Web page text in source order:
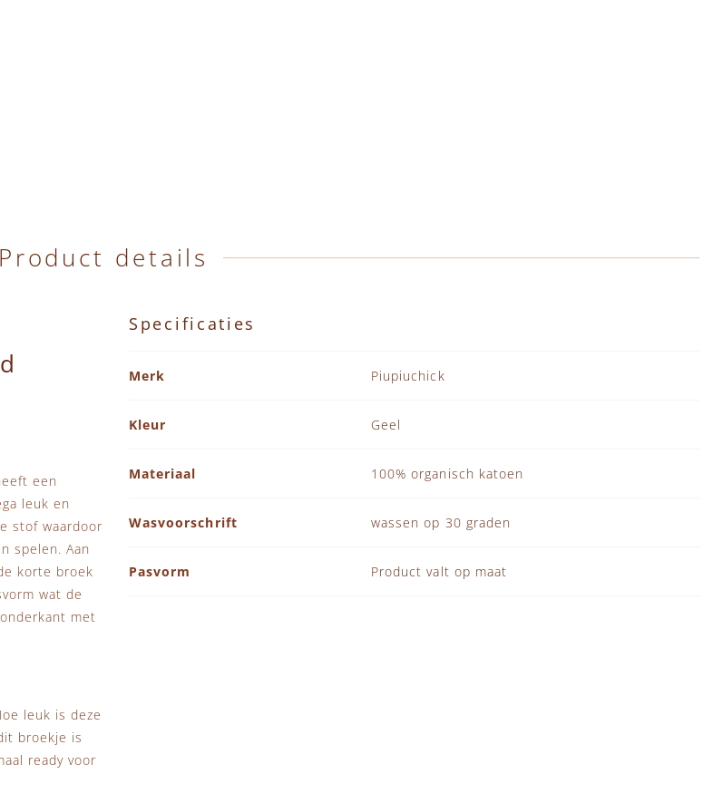
Product details
een
leuk en
stof waardoor
spelen. Aan
korte broek
wat de
met
leuk is deze
broekje is
ready voor
Specificaties
Merk
Piupiuchick
Kleur Geel
Materiaal 100% organisch katoen
Wasvoorschrift wassen op 30 graden
Pasvorm Product valt op maat